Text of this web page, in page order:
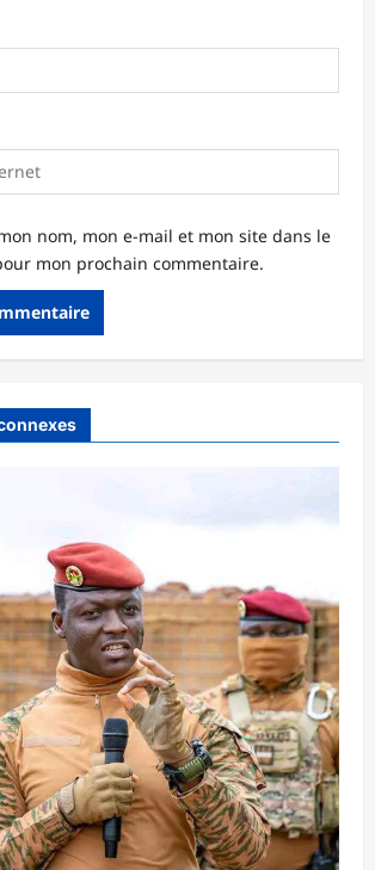
nom, mon e-mail et mon site dans le
mon prochain commentaire.